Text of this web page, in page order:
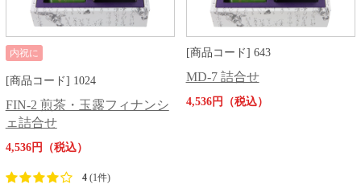
内祝に
[商品コード] 1024
FIN-2 煎茶・玉露フィナンシ
ェ詰合せ
4,536円（税込）
4(1件)
[商品コード] 643
MD-7 詰合せ
4,536円（税込）